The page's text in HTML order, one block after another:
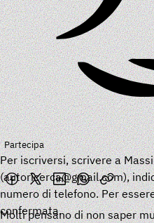
Partecipa
Per iscriversi, scrivere a
(autoricerca@gmail.com),
numero di telefono. Per
confermata.
Molti pensano di non saper